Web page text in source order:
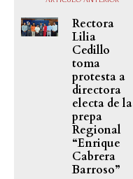
Rectora
Lilia
Cedillo
toma
protesta a
directora
electa de la
prepa
Regional
“Enrique
Cabrera
Barroso”